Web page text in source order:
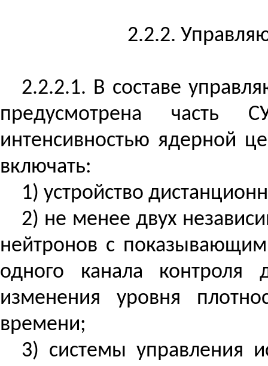
2.2.2.
2.2.2.1. В составе
предусмотрена часть
интенсивностью ядерной
включать:
1) устройство
2) не менее двух
нейтронов с
одного канала контроля
изменения уровня
времени;
3) системы управления